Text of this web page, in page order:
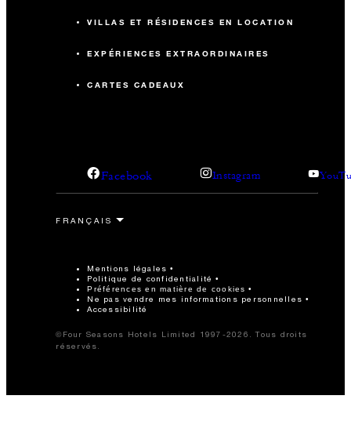
VILLAS ET RÉSIDENCES EN LOCATION
EXPÉRIENCES EXTRAORDINAIRES
CARTES CADEAUX
Facebook Instagram
Mentions légales
Politique de confidentialité
Préférences en matière de cookies
Ne pas vendre mes informations personnelles
Accessibilité
©Four Seasons Hotels Limited 1997-2026. Tous droits
réservés.